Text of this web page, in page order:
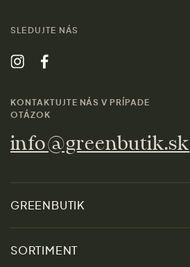
SLEDUJTE NÁS
KONTAKTUJTE NÁS V PRÍPADE
OTÁZOK
info@greenbutik.sk
GREENBUTIK
O nás
SORTIMENT